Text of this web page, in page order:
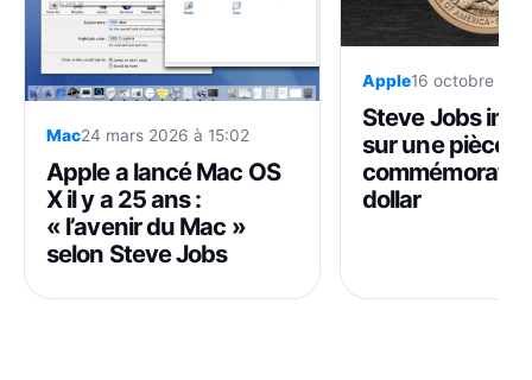
Mac24 mars 2026 à 15:02
Apple a lancé Mac OS
X il y a 25 ans :
« l’avenir du Mac »
selon Steve Jobs
Apple16 octobre
Steve Jobs
sur une pièce
dollar